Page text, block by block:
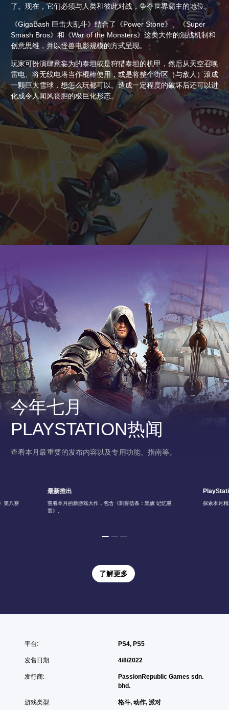
了。现在，它们必须与人类和彼此对战，争夺世界霸主的地位。
《GigaBash 巨击大乱斗》结合了《Power Stone》、《Super
Smash Bros》和《War of the Monsters》这类大作的混战机制和
创意思维，并以怪兽电影规模的方式呈现。
玩家可扮演肆意妄为的泰坦或是狩猎泰坦的机甲，然后从天空召唤
雷电、将无线电塔当作棍棒使用，或是将整个街区（与敌人）滚成
一颗巨大雪球，想怎么玩都可以。造成一定程度的破坏后还可以进
化成令人闻风丧胆的极巨化形态。
今年七月
PLAYSTATION热闻
查看本月最重要的发布内容以及专用功能、指南等。
最新推出
查看本月的新游戏大作，包含《刺客信条：黑旗 记忆重
置》。
探索本月
第八赛
了解更多
平台: PS4, PS5
发售日期: 4/8/2022
发行商:
PassionRepublic Games sdn.
bhd.
游戏类型: 格斗, 动作, 派对